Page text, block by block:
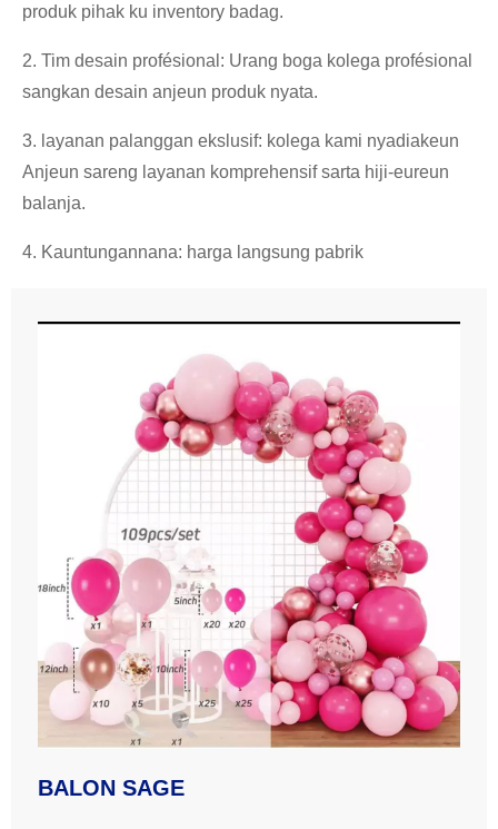
produk pihak ku inventory badag.
2. Tim desain profésional: Urang boga kolega profésional
sangkan desain anjeun produk nyata.
3. layanan palanggan ekslusif: kolega kami nyadiakeun
Anjeun sareng layanan komprehensif sarta hiji-eureun
balanja.
4. Kauntungannana: harga langsung pabrik
BALON SAGE